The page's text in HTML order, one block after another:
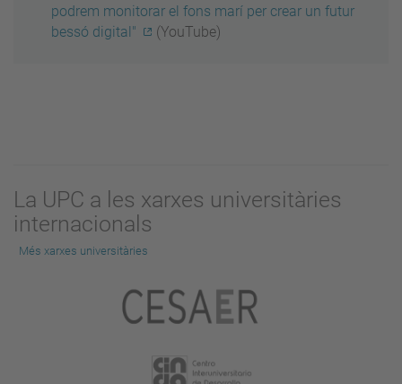
podrem monitorar el fons marí per crear un futur
bessó digital"
(YouTube)
La UPC a les xarxes universitàries
internacionals
Més xarxes universitàries